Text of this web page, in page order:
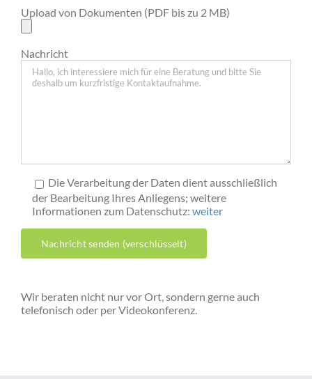
Upload von Dokumenten (PDF bis zu 2 MB)
Nachricht
Die Verarbeitung der Daten dient ausschließlich
der Bearbeitung Ihres Anliegens; weitere
Informationen zum Datenschutz: weiter
Wir beraten nicht nur vor Ort, sondern gerne auch
telefonisch oder per Videokonferenz.